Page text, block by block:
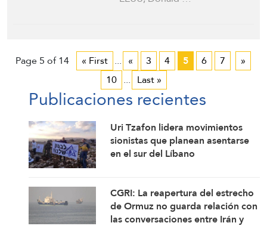
Page 5 of 14 « First ... « 3 4 5 6 7
»
10 ... Last »
Publicaciones recientes
Uri Tzafon lidera movimientos
sionistas que planean asentarse
en el sur del Líbano
CGRI: La reapertura del estrecho
de Ormuz no guarda relación con
las conversaciones entre Irán y